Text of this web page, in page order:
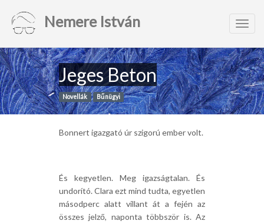
Nemere István
Jeges Beton
Novellák Bűnügyi
Bonnert igazgató úr szigorú ember volt.
És kegyetlen. Meg igazságtalan. És
undorító. Clara ezt mind tudta, egyetlen
másodperc alatt villant át a fején az
összes jelző, naponta többször is. Az